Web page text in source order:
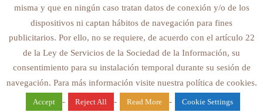
© 2022 NUTRICIONMARIASJ. ALL RIGHTS RESERVED
Avisos legales y política de privacidad
Hestia | Desarrollado porThemeIsle
misma y que en ningún caso tratan datos de conexión y/o de los
dispositivos ni captan hábitos de navegación para fines
publicitarios. Por ello, no se requiere, de acuerdo con el artículo 22
de la Ley de Servicios de la Sociedad de la Información, su
consentimiento para su instalación temporal durante su sesión de
navegación. Para más información visite nuestra política de cookies.
Accept - Reject All - Read More - Cookie Settings